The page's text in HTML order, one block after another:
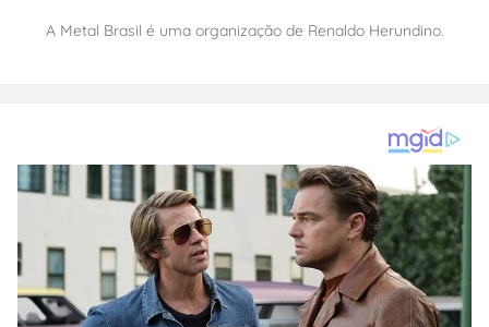
A Metal Brasil é uma organização de Renaldo Herundino.